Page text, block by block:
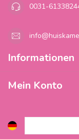
0031-
Informationen
Mein Konto